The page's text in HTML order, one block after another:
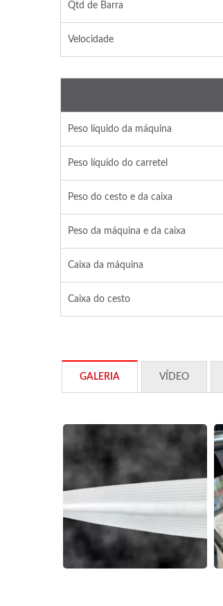
Qtd de Barra
Velocidade
Peso líquido da máquina
Peso líquido do carretel
Peso do cesto e da caixa
Peso da máquina e da caixa
Caixa da máquina
Caixa do cesto
GALERIA VÍDEO